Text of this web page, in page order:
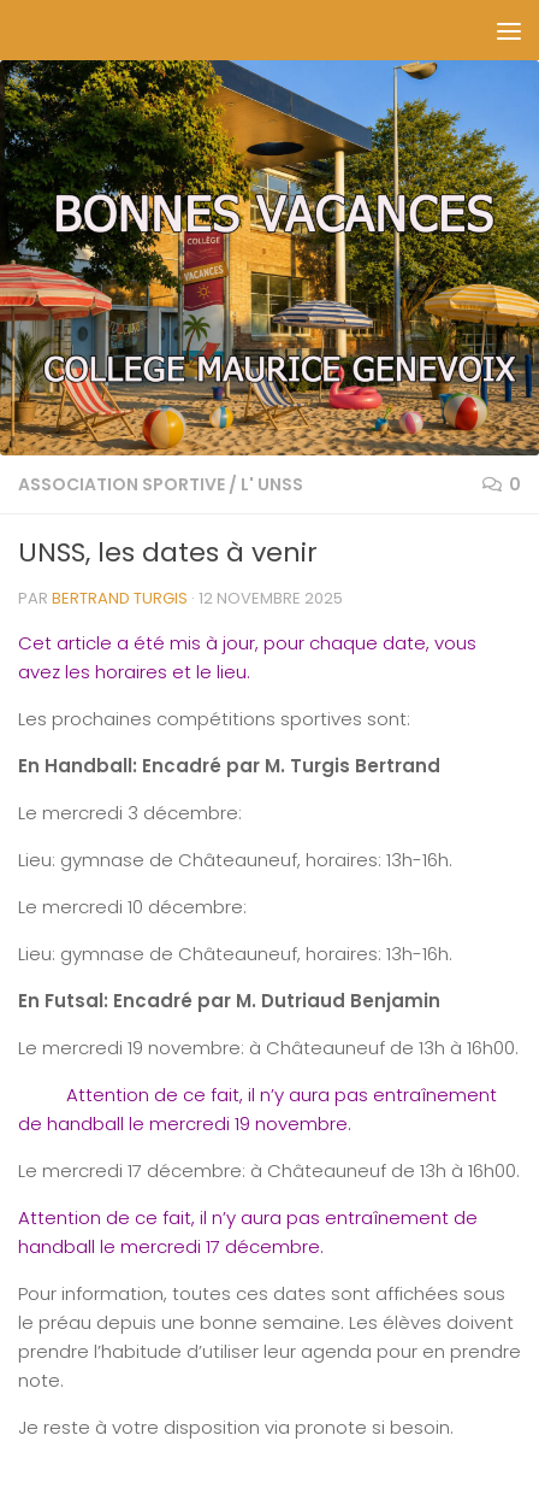
ASSOCIATION SPORTIVE / L' UNSS 0
UNSS, les dates à venir
PAR BERTRAND TURGIS · 12 NOVEMBRE 2025
Cet article a été mis à jour, pour chaque date, vous
avez les horaires et le lieu.
Les prochaines compétitions sportives sont:
En Handball: Encadré par M. Turgis Bertrand
Le mercredi 3 décembre:
Lieu: gymnase de Châteauneuf, horaires: 13h-16h.
Le mercredi 10 décembre:
Lieu: gymnase de Châteauneuf, horaires: 13h-16h.
En Futsal: Encadré par M. Dutriaud Benjamin
Le mercredi 19 novembre: à Châteauneuf de 13h à 16h00.
Attention de ce fait, il n’y aura pas entraînement
de handball le mercredi 19 novembre.
Le mercredi 17 décembre: à Châteauneuf de 13h à 16h00.
Attention de ce fait, il n’y aura pas entraînement de
handball le mercredi 17 décembre.
Pour information, toutes ces dates sont affichées sous
le préau depuis une bonne semaine. Les élèves doivent
prendre l’habitude d’utiliser leur agenda pour en prendre
note.
Je reste à votre disposition via pronote si besoin.